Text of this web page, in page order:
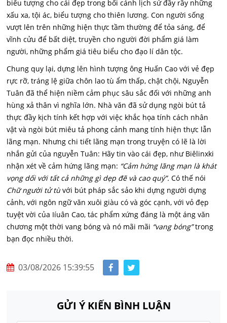
biểu tượng cho cái đẹp trong bối cảnh lịch sử đầy rầy những
xấu xa, tội ác, biểu tượng cho thiên lương. Con người sống
vượt lên trên những hiện thực tầm thường để tỏa sáng, để
vĩnh cửu để bất diệt, truyền cho người đời phẩm giá làm
người, những phẩm giá tiêu biểu cho đạo lí dân tộc.
Chung quy lại, dựng lên hình tượng ông Huấn Cao với vẻ đẹp
rực rỡ, tráng lệ giữa chôn lao tù ẩm thấp, chật chội, Nguyễn
Tuân đã thể hiện niềm cảm phục sâu sắc đối với những anh
hùng xả thân vì nghĩa lớn. Nhà văn đã sử dụng ngòi bút tả
thực đầy kịch tính kết hợp với việc khắc họa tính cách nhân
vật và ngòi bút miêu tả phong cảnh mang tính hiện thực lẫn
lãng mạn. Nhưng chi tiết lãng mạn trong truyện có lẽ là lời
nhắn gửi của nguyễn Tuân: Hãy tin vào cái đẹp, như Biêlinxki
nhận xét về cảm hứng lãng mạn: “Cảm hứng lãng mạn là khát
vọng dối với tất cả những gì dẹp đẽ và cao quý”. Có thế nói
Chữ người tử tùvới bút pháp sắc sảo khi dựng người dựng
cảnh, với ngôn ngữ văn xuôi giàu có và góc cạnh, với vỏ đẹp
tuyệt vời của Iíuân Cao, tác phẩm xứng đáng là một áng văn
chương một thời vang bóng và nó mãi mãi “vang bóng”trong
bạn đọc nhiều thời.
03/08/2026 15:39:55
GỬI Ý KIẾN BÌNH LUẬN